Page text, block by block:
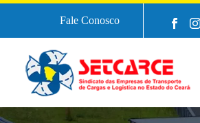
Fale Conosco